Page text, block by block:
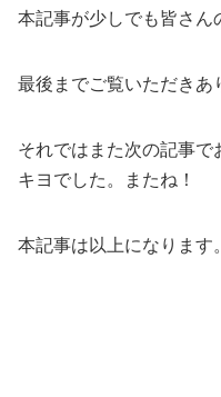
本記事が少しでも皆さん
最後までご覧いただきあ
それではまた次の記事で
キヨでした。またね！
本記事は以上になります。